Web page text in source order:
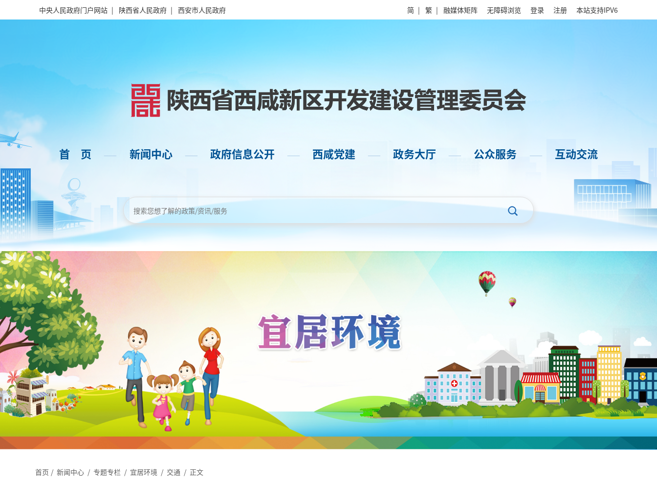
中央人民政府门户网站 | 陕西省人民政府 | 西安市人民政府 简 | 繁 | 融媒体矩阵 无障碍浏览 登录 注册 本站支持IPV6
首 页 —— 新闻中心 —— 政府信息公开 —— 西咸党建 —— 政务大厅 —— 公众服务 —— 互动交流
首页 / 新闻中心 / 专题专栏 / 宜居环境 / 交通 / 正文